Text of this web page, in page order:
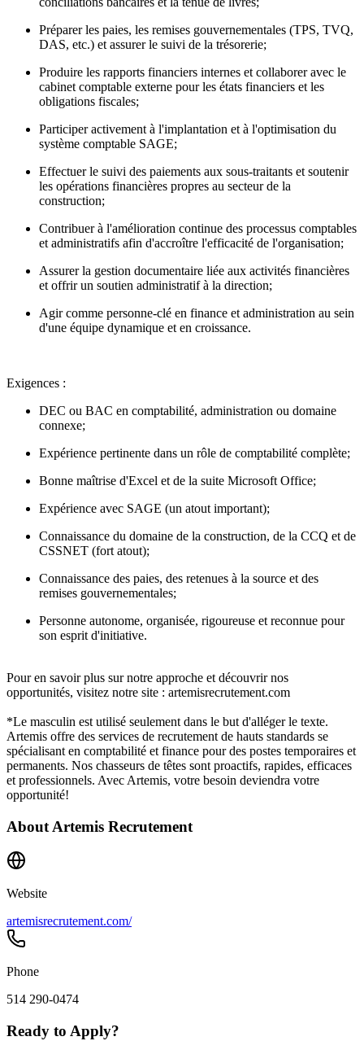
Préparer les paies, les remises gouvernementales (TPS, TVQ,
DAS, etc.) et assurer le suivi de la trésorerie;
Produire les rapports financiers internes et collaborer avec le
cabinet comptable externe pour les états financiers et les
obligations fiscales;
Participer activement à l'implantation et à l'optimisation du
système comptable SAGE;
Effectuer le suivi des paiements aux sous-traitants et soutenir
les opérations financières propres au secteur de la
construction;
Contribuer à l'amélioration continue des processus comptables
et administratifs afin d'accroître l'efficacité de l'organisation;
Assurer la gestion documentaire liée aux activités financières
et offrir un soutien administratif à la direction;
Agir comme personne-clé en finance et administration au sein
d'une équipe dynamique et en croissance.
Exigences :
DEC ou BAC en comptabilité, administration ou domaine
connexe;
Expérience pertinente dans un rôle de comptabilité complète;
Bonne maîtrise d'Excel et de la suite Microsoft Office;
Expérience avec SAGE (un atout important);
Connaissance du domaine de la construction, de la CCQ et de
CSSNET (fort atout);
Connaissance des paies, des retenues à la source et des
remises gouvernementales;
Personne autonome, organisée, rigoureuse et reconnue pour
son esprit d'initiative.
Pour en savoir plus sur notre approche et découvrir nos
opportunités, visitez notre site : artemisrecrutement.com
*Le masculin est utilisé seulement dans le but d'alléger le texte.
Artemis offre des services de recrutement de hauts standards se
spécialisant en comptabilité et finance pour des postes temporaires et
permanents. Nos chasseurs de têtes sont proactifs, rapides, efficaces
et professionnels. Avec Artemis, votre besoin deviendra votre
opportunité!
About Artemis Recrutement
Website
artemisrecrutement.com/
Phone
514 290-0474
Ready to Apply?